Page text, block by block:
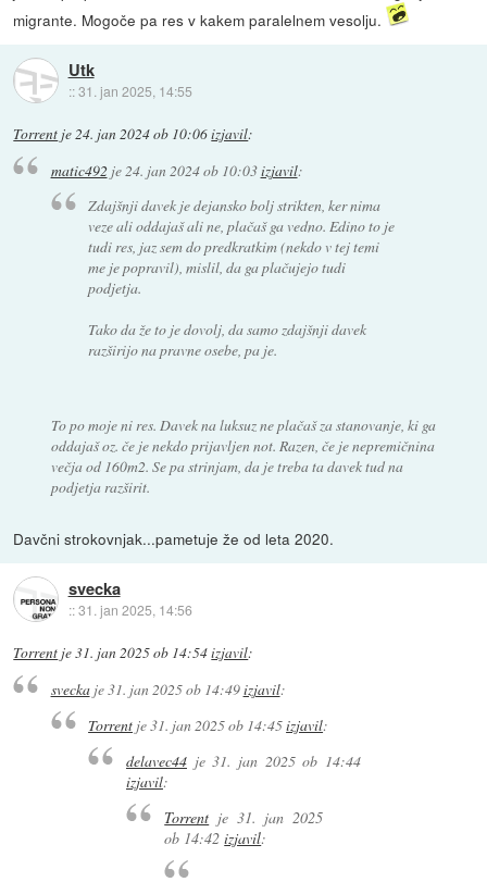
migrante. Mogoče pa res v kakem paralelnem vesolju.
Utk
::31. jan 2025, 14:55
Torrent je24. jan 2024 ob 10:06izjavil:
matic492je 24. jan 2024 ob 10:03izjavil:
Zdajšnji davek je dejansko bolj strikten, ker nima
veze ali oddajaš ali ne, plačaš ga vedno. Edino to je
tudi res, jaz sem do predkratkim (nekdo v tej temi
me je popravil), mislil, da ga plačujejo tudi
podjetja.
Tako da že to je dovolj, da samo zdajšnji davek
razširijo na pravne osebe, pa je.
To po moje ni res. Davek na luksuz ne plačaš za stanovanje, ki ga
oddajaš oz. če je nekdo prijavljen not. Razen, če je nepremičnina
večja od 160m2. Se pa strinjam, da je treba ta davek tud na
podjetja razširit.
Davčni strokovnjak...pametuje že od leta 2020.
svecka
::31. jan 2025, 14:56
Torrent je31. jan 2025 ob 14:54izjavil:
sveckaje31. jan 2025 ob 14:49izjavil:
Torrent je31. jan 2025 ob 14:45izjavil:
delavec44je31. jan 2025 ob 14:44
izjavil:
Torrent je 31. jan 2025
ob 14:42 izjavil: